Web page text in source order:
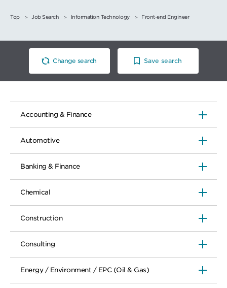
Top Job Search Information Technology Front-end Engineer
Change search Save search
Accounting & Finance
Automotive
Banking & Finance
Chemical
Construction
Consulting
Energy / Environment / EPC (Oil & Gas)